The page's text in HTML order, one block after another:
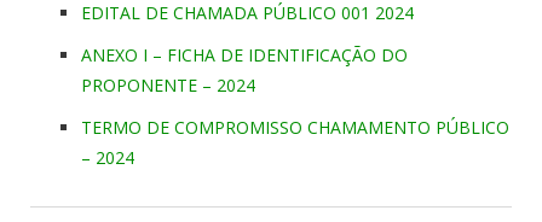
EDITAL DE CHAMADA PÚBLICO 001 2024
ANEXO I – FICHA DE IDENTIFICAÇÃO DO
PROPONENTE – 2024
TERMO DE COMPROMISSO CHAMAMENTO PÚBLICO
– 2024